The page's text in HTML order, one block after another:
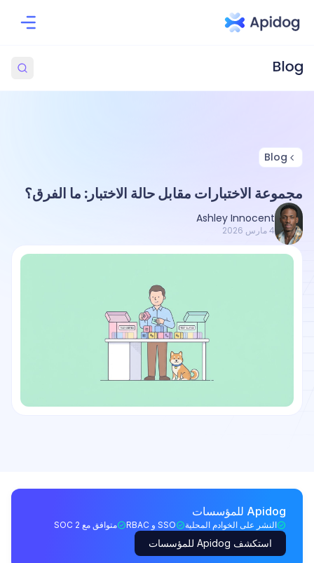
Blog
مجموعة الاختبارات مقابل حالة الاختبار: ما الفرق؟
Ashley Innocent
4 مارس 2026
Apidog للمؤسسات
النشر على الخوادم المحلية SSO و RBAC متوافق مع SOC 2
استكشف Apidog للمؤسسات